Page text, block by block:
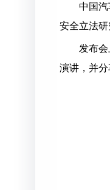
中国
安全立法
发布
演讲，并分